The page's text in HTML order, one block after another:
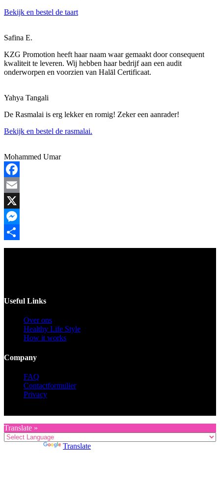
Bekijk en bestel de taart
Safina E.
KZG Promotion heeft haar naam waar gemaakt door consequent
kwaliteit te leveren. Wij hebben haar bedrijf aan een audit
onderworpen en voorzien van Halāl Certificaat.
Yahya Tangali
De Rasmalai is erg lekker en romig! Zeker een aanrader!
Bekijk en bestel de rasmalai.
Mohammed Umar
Facebook
Email
X
Messenger
Delen
Useful Links
Over ons
Healthy Life Style
How it works
Company
FAQ
Contactformulier
Privacy
Translate »
Translate